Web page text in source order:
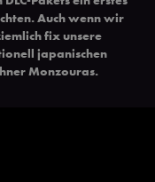
Auch wenn wir
fix unsere
japanischen
Monzouras.